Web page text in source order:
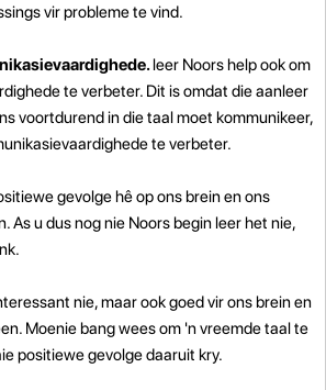
vir probleme te vind.
leer Noors help ook om
te verbeter. Dit is omdat die aanleer
voortdurend in die taal moet kommunikeer,
te verbeter.
gevolge hê op ons brein en ons
As u dus nog nie Noors begin leer het nie,
nie, maar ook goed vir ons brein en
Moenie bang wees om 'n vreemde taal te
positiewe gevolge daaruit kry.